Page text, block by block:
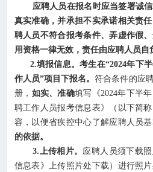
应聘人员在报名时应当签署诚
真实准确，并承担不实承诺相关责
聘人员不符合报考条件、弄虚作假
用资格一律无效，责任由应聘人员自
2.填报信息。考生在“2024年下
作人员”项目下报名。符合条件的应
册， 如实、准确填写《2024年下半
聘工作人员报考信息表》（以下简
容，以便省疾控中心了解应聘人员基
的依据。
3.上传相片。 应聘人员须下载
信息表》上传照片处下载）进行照